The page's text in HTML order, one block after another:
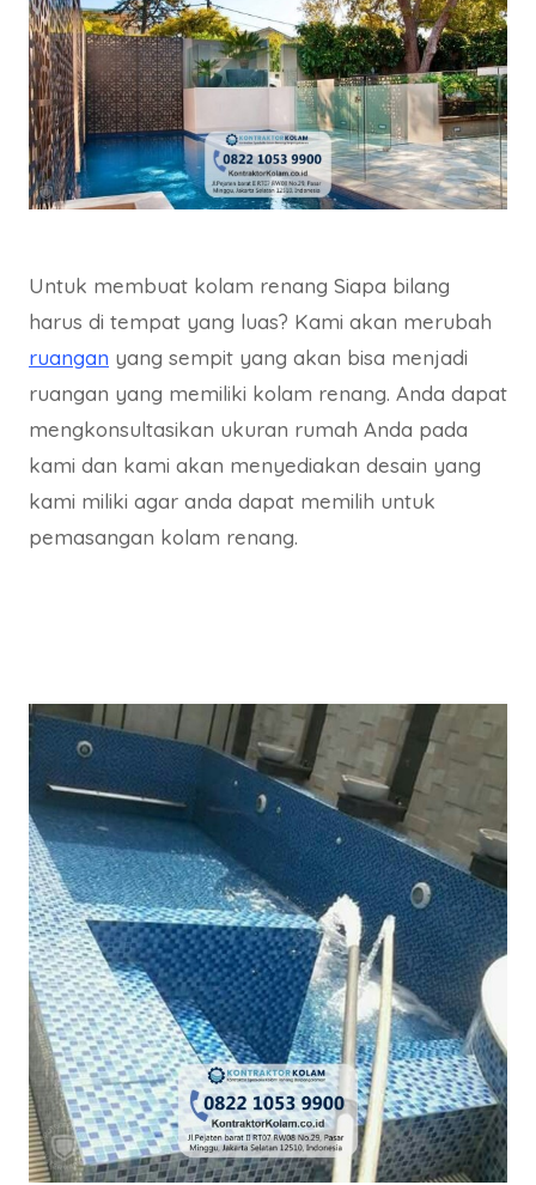
Untuk membuat kolam renang Siapa bilang
harus di tempat yang luas? Kami akan merubah
ruangan yang sempit yang akan bisa menjadi
ruangan yang memiliki kolam renang. Anda dapat
mengkonsultasikan ukuran rumah Anda pada
kami dan kami akan menyediakan desain yang
kami miliki agar anda dapat memilih untuk
pemasangan kolam renang.